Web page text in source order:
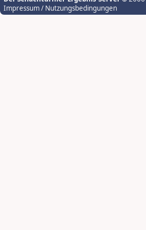
Impressum / Nutzungsbedingungen